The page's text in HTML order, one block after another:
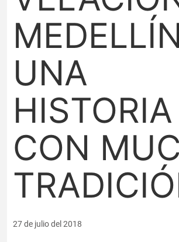
UNA
HISTORIA
CON
27 de julio del 2018